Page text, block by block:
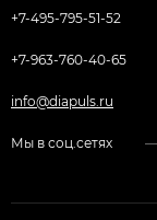
Их можно
вполне
+7-495-795-51-52
+7-963-760-40-65
info@diapuls.ru
Мы в соц.сетях